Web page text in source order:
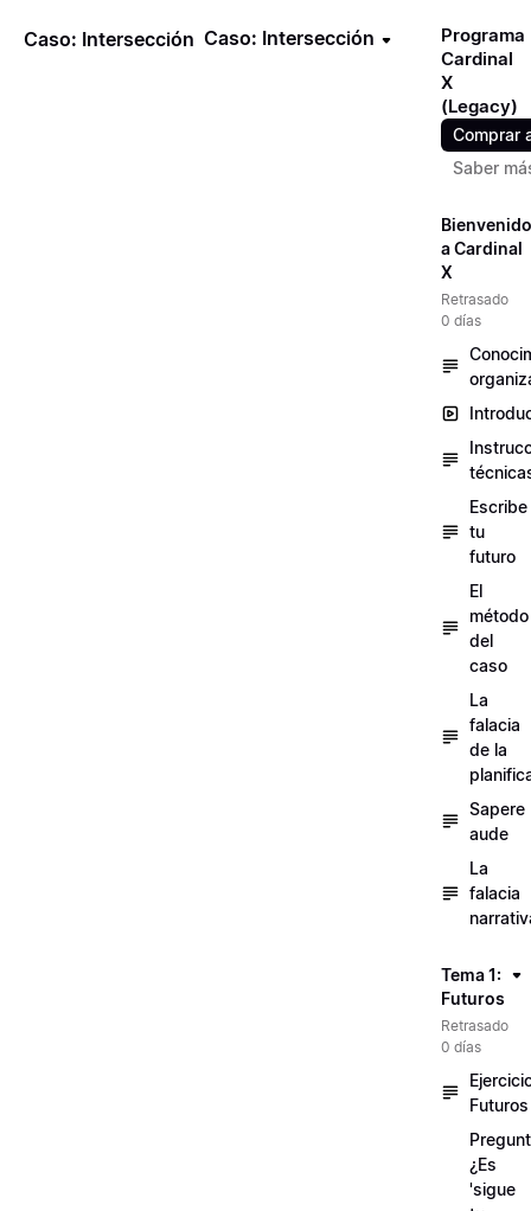
Caso: Intersección Caso: Intersección
Programa
Cardinal
X
(Legacy)
Comprar
Saber
Bienvenido
a Cardinal
X
Retrasado
0 días
Escribe
tu
futuro
El
método
del
caso
La
falacia
de la
Sapere
aude
La
falacia
Tema 1:
Futuros
Retrasado
0 días
Futuros
¿Es
'sigue